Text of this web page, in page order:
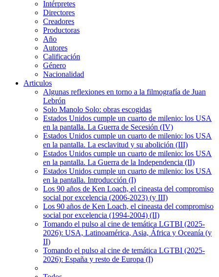
Intérpretes
Directores
Creadores
Productoras
Año
Autores
Calificación
Género
Nacionalidad
Articulos
Algunas reflexiones en torno a la filmografía de Juan
Lebrón
Solo Manolo Solo: obras escogidas
Estados Unidos cumple un cuarto de milenio: los USA
en la pantalla. La Guerra de Secesión (IV)
Estados Unidos cumple un cuarto de milenio: los USA
en la pantalla. La esclavitud y su abolición (III)
Estados Unidos cumple un cuarto de milenio: los USA
en la pantalla. La Guerra de la Independencia (II)
Estados Unidos cumple un cuarto de milenio: los USA
en la pantalla. Introducción (I)
Los 90 años de Ken Loach, el cineasta del compromiso
social por excelencia (2006-2023) (y III)
Los 90 años de Ken Loach, el cineasta del compromiso
social por excelencia (1994-2004) (II)
Tomando el pulso al cine de temática LGTBI (2025-
2026): USA, Latinoamérica, Asia, África y Oceanía (y
II)
Tomando el pulso al cine de temática LGTBI (2025-
2026): España y resto de Europa (I)